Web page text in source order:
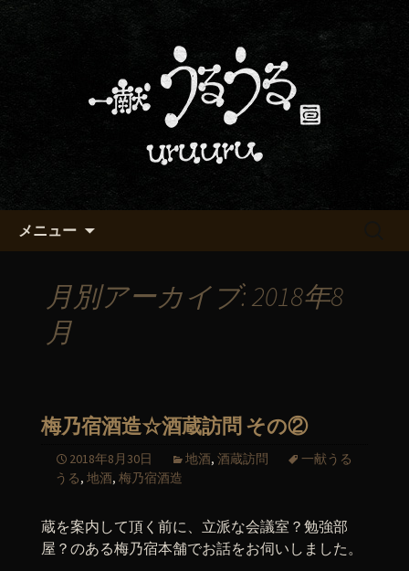
京都・五条でおいしい地酒が飲
める「一献うるうる」のブロ
京都・五条烏丸の町屋居酒屋「一献う
るうる」からのお知らせ
メニュー
月別アーカイブ: 2018年8
月
梅乃宿酒造☆酒蔵訪問 その②
2018年8月30日 地酒, 酒蔵訪問
一献うる
うる, 地酒, 梅乃宿酒造
蔵を案内して頂く前に、立派な会議室？勉強部
屋？のある梅乃宿本舗でお話をお伺いしました。